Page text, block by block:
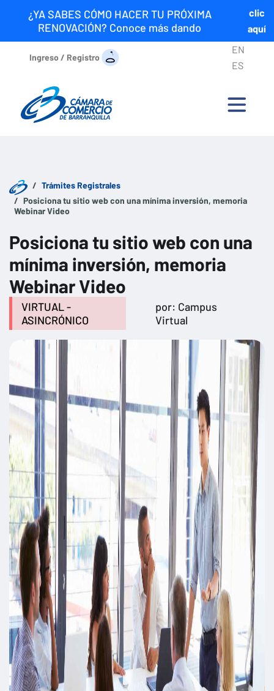
¿YA SABES CÓMO HACER TU PRÓXIMA
RENOVACIÓN? Conoce más dando
clic
aquí
Ingreso / Registro
EN
ES
Trámites Registrales
Posiciona tu sitio web con una mínima inversión, memoria
Webinar Video
Posiciona tu sitio web con una
mínima inversión, memoria
Webinar Video
VIRTUAL -
ASINCRÓNICO
por: Campus
Virtual